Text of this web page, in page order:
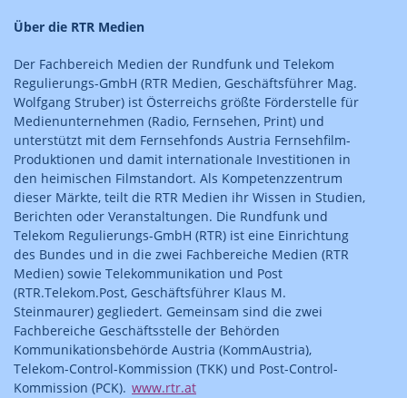
Über die RTR Medien
Der Fachbereich Medien der Rundfunk und Telekom
Regulierungs-GmbH (RTR Medien, Geschäftsführer Mag.
Wolfgang Struber) ist Österreichs größte Förderstelle für
Medienunternehmen (Radio, Fernsehen, Print) und
unterstützt mit dem Fernsehfonds Austria Fernsehfilm-
Produktionen und damit internationale Investitionen in
den heimischen Filmstandort. Als Kompetenzzentrum
dieser Märkte, teilt die RTR Medien ihr Wissen in Studien,
Berichten oder Veranstaltungen. Die Rundfunk und
Telekom Regulierungs-GmbH (RTR) ist eine Einrichtung
des Bundes und in die zwei Fachbereiche Medien (RTR
Medien) sowie Telekommunikation und Post
(RTR.Telekom.Post, Geschäftsführer Klaus M.
Steinmaurer) gegliedert. Gemeinsam sind die zwei
Fachbereiche Geschäftsstelle der Behörden
Kommunikationsbehörde Austria (KommAustria),
Telekom-Control-Kommission (TKK) und Post-Control-
Kommission (PCK). www.rtr.at